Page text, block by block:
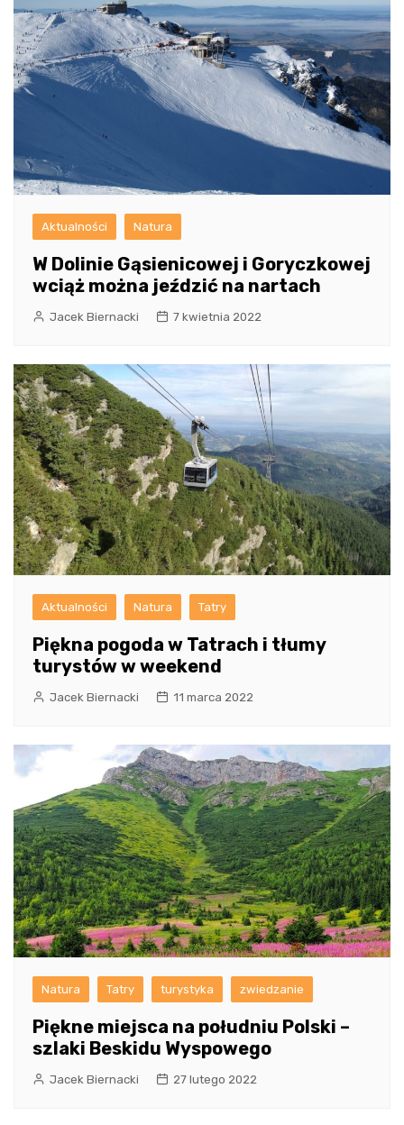
Aktualności Natura
W Dolinie Gąsienicowej i Goryczkowej
wciąż można jeździć na nartach
Jacek Biernacki 7 kwietnia 2022
Aktualności Natura Tatry
Piękna pogoda w Tatrach i tłumy
turystów w weekend
Jacek Biernacki 11 marca 2022
Natura Tatry turystyka zwiedzanie
Piękne miejsca na południu Polski –
szlaki Beskidu Wyspowego
Jacek Biernacki 27 lutego 2022